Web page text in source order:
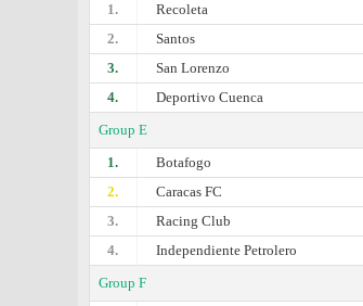
1.
Recoleta
2.
Santos
3.
San Lorenzo
4.
Deportivo Cuenca
Group E
1.
Botafogo
2.
Caracas FC
3.
Racing Club
4.
Independiente Petrolero
Group F